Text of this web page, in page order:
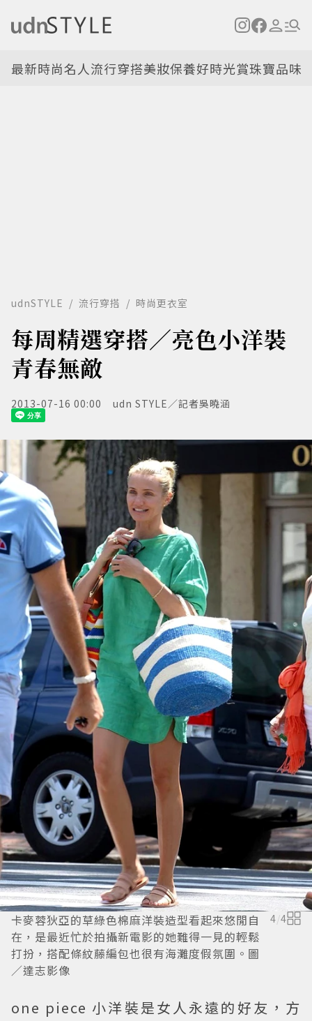
最新時尚名人流行穿搭美妝保養好時光賞珠寶品味
udnSTYLE 流行穿搭 時尚更衣室
每周精選穿搭／亮色小洋裝
青春無敵
2013-07-16 00:00 udn STYLE／記者吳曉涵
卡麥蓉狄亞的草綠色棉麻洋裝造型看起來悠閒自
在，是最近忙於拍攝新電影的她難得一見的輕鬆
打扮，搭配條紋藤編包也很有海灘度假氛圍。圖
／達志影像
4/4
one piece 小洋裝是女人永遠的好友，方